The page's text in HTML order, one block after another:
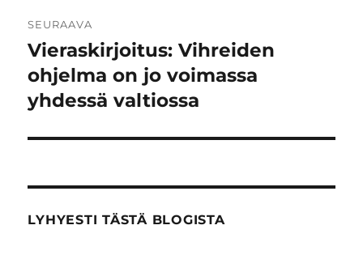
SEURAAVA
Seuraava
artikkeli:
Vieraskirjoitus: Vihreiden
ohjelma on jo voimassa
yhdessä valtiossa
LYHYESTI TÄSTÄ BLOGISTA